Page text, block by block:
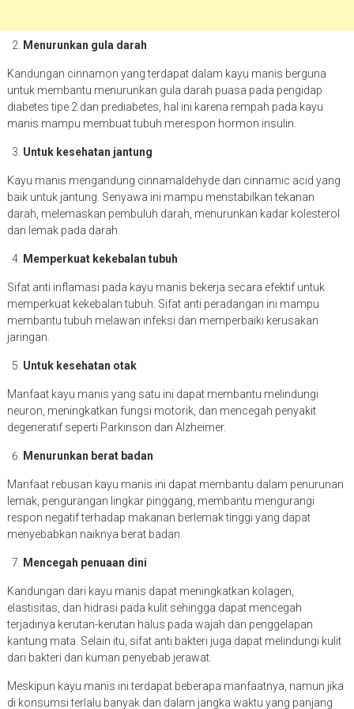
Menurunkan gula darah
Kandungan cinnamon yang terdapat dalam kayu manis berguna
untuk membantu menurunkan gula darah puasa pada pengidap
diabetes tipe 2 dan prediabetes, hal ini karena rempah pada kayu
manis mampu membuat tubuh merespon hormon insulin.
Untuk kesehatan jantung
Kayu manis mengandung cinnamaldehyde dan cinnamic acid yang
baik untuk jantung. Senyawa ini mampu menstabilkan tekanan
darah, melemaskan pembuluh darah, menurunkan kadar kolesterol
dan lemak pada darah.
Memperkuat kekebalan tubuh
Sifat anti inflamasi pada kayu manis bekerja secara efektif untuk
memperkuat kekebalan tubuh. Sifat anti peradangan ini mampu
membantu tubuh melawan infeksi dan memperbaiki kerusakan
jaringan.
Untuk kesehatan otak
Manfaat kayu manis yang satu ini dapat membantu melindungi
neuron, meningkatkan fungsi motorik, dan mencegah penyakit
degeneratif seperti Parkinson dan Alzheimer.
Menurunkan berat badan
Manfaat rebusan kayu manis ini dapat membantu dalam penurunan
lemak, pengurangan lingkar pinggang, membantu mengurangi
respon negatif terhadap makanan berlemak tinggi yang dapat
menyebabkan naiknya berat badan.
Mencegah penuaan dini
Kandungan dari kayu manis dapat meningkatkan kolagen,
elastisitas, dan hidrasi pada kulit sehingga dapat mencegah
terjadinya kerutan-kerutan halus pada wajah dan penggelapan
kantung mata. Selain itu, sifat anti bakteri juga dapat melindungi kulit
dari bakteri dan kuman penyebab jerawat.
Meskipun kayu manis ini terdapat beberapa manfaatnya, namun jika
di konsumsi terlalu banyak dan dalam jangka waktu yang panjang